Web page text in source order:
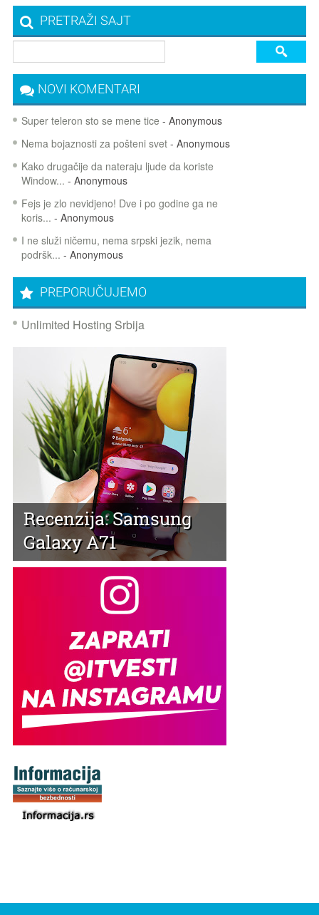
PRETRAŽI SAJT
NOVI KOMENTARI
Super teleron sto se mene tice - Anonymous
Nema bojaznosti za pošteni svet- Anonymous
Kako drugačije da nateraju ljude da koriste
Window... - Anonymous
Fejs je zlo nevidjeno! Dve i po godine ga ne
koris... - Anonymous
I ne služi ničemu, nema srpski jezik, nema
podršk... - Anonymous
PREPORUČUJEMO
Unlimited Hosting Srbija
Recenzija: Samsung
Galaxy A71